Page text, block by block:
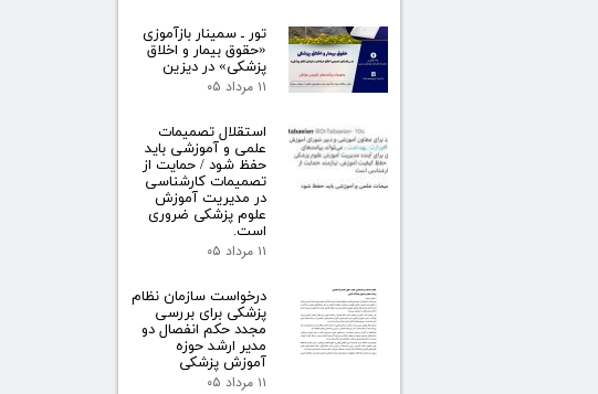
تور ـ سمینار بازآموزی
«حقوق بیمار و اخلاق
پزشکی» در دیزین
۱۱ مرداد ۰۵
استقلال تصمیمات
علمی و آموزشی باید
حفظ شود / حمایت از
تصمیمات کارشناسی
در مدیریت آموزش
علوم پزشکی ضروری
است.
۱۱ مرداد ۰۵
درخواست سازمان نظام
پزشکی برای بررسی
مجدد حکم انفصال دو
مدیر ارشد حوزه
آموزش پزشکی
۱۱ مرداد ۰۵